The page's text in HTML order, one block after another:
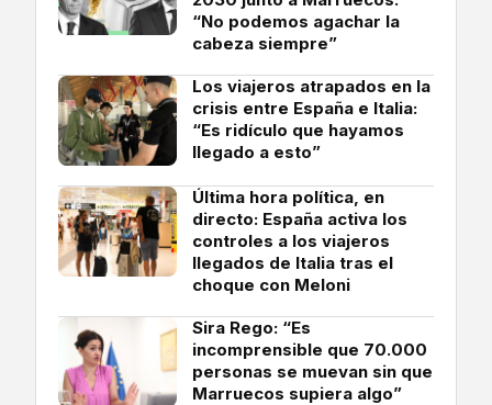
“No podemos agachar la
cabeza siempre”
Los viajeros atrapados en la
crisis entre España e Italia:
“Es ridículo que hayamos
llegado a esto”
Última hora política, en
directo: España activa los
controles a los viajeros
llegados de Italia tras el
choque con Meloni
Sira Rego: “Es
incomprensible que 70.000
personas se muevan sin que
Marruecos supiera algo”